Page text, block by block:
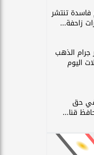
تنتشر
زاحفة...
جرام الذهب
اليوم
حق
قنا...